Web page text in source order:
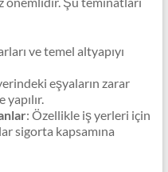
ve temel altyapıyı
eşyaların zarar
: Özellikle iş yerleri için
sigorta kapsamına